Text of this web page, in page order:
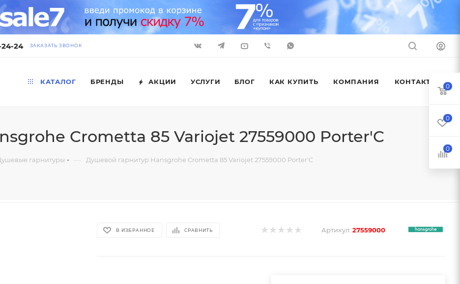
24-24 ЗАКАЗАТЬ ЗВОНОК
КАТАЛОГ БРЕНДЫ АКЦИИ УСЛУГИ БЛОГ КАК КУПИТЬ КОМПАНИЯ КОНТАКТЫ
Crometta 85 Variojet 27559000 Porter'C
гарнитуры — Душевой гарнитур Hansgrohe Crometta 85 Variojet 27559000 Porter'C
В ИЗБРАННОЕ СРАВНИТЬ Артикул: 27559000
0
0
0